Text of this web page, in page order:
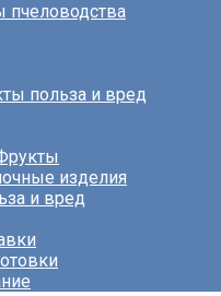
пчеловодства
польза и вред
изделия
и вред